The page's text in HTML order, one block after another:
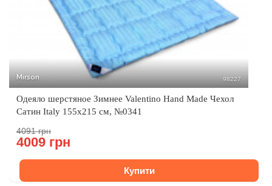
Mirson 98227
Одеяло шерстяное Зимнее Valentino Hand Made Чехол
Сатин Italy 155x215 см, №0341
4091 грн
4009 грн
Купити